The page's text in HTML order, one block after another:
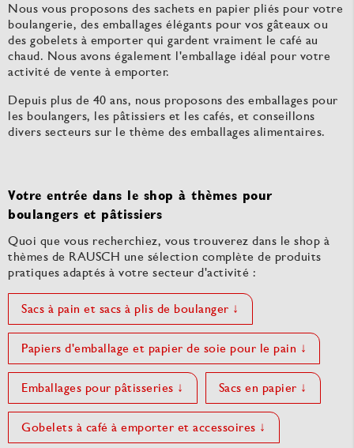
Nous vous proposons des sachets en papier pliés pour votre
boulangerie, des emballages élégants pour vos gâteaux ou
des gobelets à emporter qui gardent vraiment le café au
chaud. Nous avons également l'emballage idéal pour votre
activité de vente à emporter.
Depuis plus de 40 ans, nous proposons des emballages pour
les boulangers, les pâtissiers et les cafés, et conseillons
divers secteurs sur le thème des emballages alimentaires.
Votre entrée dans le shop à thèmes pour
boulangers et pâtissiers
Quoi que vous recherchiez, vous trouverez dans le shop à
thèmes de RAUSCH une sélection complète de produits
pratiques adaptés à votre secteur d'activité :
Sacs à pain et sacs à plis de boulanger ↓
Papiers d'emballage et papier de soie pour le pain ↓
Emballages pour pâtisseries ↓ Sacs en papier ↓
Gobelets à café à emporter et accessoires ↓